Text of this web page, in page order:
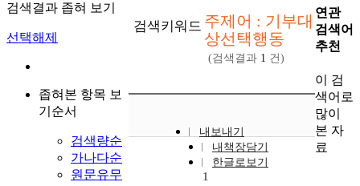
검색결과 좁혀 보기
선택해제
좁혀본 항목 보
기순서
검색량순
가나다순
원문유무
검색키워드 주제어 : 기부대
상선택행동
(검색결과 1 건)
내보내기
내책장담기
한글로보기
1
연관
검색어
추천
이 검
색어로
많이
본 자
료